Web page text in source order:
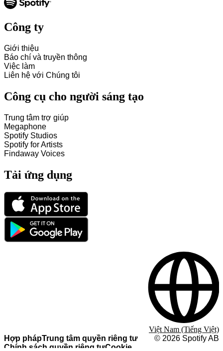
Công ty
Giới thiệu
Báo chí và truyền thông
Việc làm
Liên hệ với Chúng tôi
Công cụ cho người sáng tạo
Trung tâm trợ giúp
Megaphone
Spotify Studios
Spotify for Artists
Findaway Voices
Tải ứng dụng
Hợp phápTrung tâm quyền riêng tư
Chính sách quyền riêng tưCookie
© 2026 Spotify AB
Việt Nam (Tiếng Việt)